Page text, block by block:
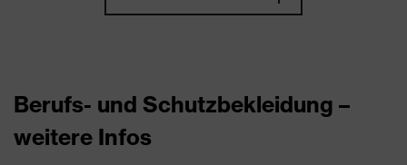
Berufs- und Schutzbekleidung –
weitere Infos